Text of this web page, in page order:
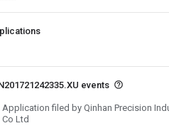
events
Application filed by Qinhan Precision
Co Ltd